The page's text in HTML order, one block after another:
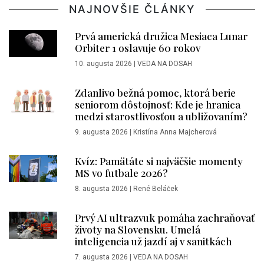
NAJNOVŠIE ČLÁNKY
Prvá americká družica Mesiaca Lunar
Orbiter 1 oslavuje 60 rokov
10. augusta 2026 | VEDA NA DOSAH
Zdanlivo bežná pomoc, ktorá berie
seniorom dôstojnosť: Kde je hranica
medzi starostlivosťou a ubližovaním?
9. augusta 2026 | Kristína Anna Majcherová
Kvíz: Pamätáte si najväčšie momenty
MS vo futbale 2026?
8. augusta 2026 | René Beláček
Prvý AI ultrazvuk pomáha zachraňovať
životy na Slovensku. Umelá
inteligencia už jazdí aj v sanitkách
7. augusta 2026 | VEDA NA DOSAH